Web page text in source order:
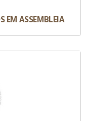
EM ASSEMBLEIA